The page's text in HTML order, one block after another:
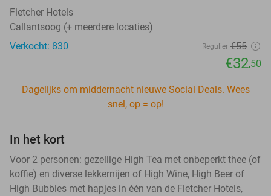
Fletcher Hotels
Callantsoog (+ meerdere locaties)
Verkocht: 830
Regulier €55
€32,50
Dagelijks om middernacht nieuwe Social Deals. Wees
snel, op = op!
In het kort
Voor 2 personen: gezellige High Tea met onbeperkt thee (of
koffie) en diverse lekkernijen of High Wine, High Beer of
High Bubbles met hapjes in één van de Fletcher Hotels,